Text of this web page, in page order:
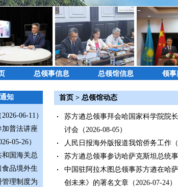
总领事信息 总领馆信息 领事
知
2026-06-11）
加普法讲座
05-26）
国海关总
品境外生
管理制度为
首页> 总领馆动态
苏方遒总领事拜会哈国家科学院院
讨会（2026-08-05）
人民日报海外版报道我馆侨务工作
苏方遒总领事参访哈萨克斯坦总统
中国驻阿拉木图总领事苏方遒在哈
创未来》的署名文章（2026-07-24）